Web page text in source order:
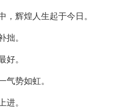
，辉煌人生起于今日。
拙。
好。
气势如虹。
进。